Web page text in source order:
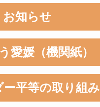
お知らせ
愛媛（機関紙）
ー平等の取り組み